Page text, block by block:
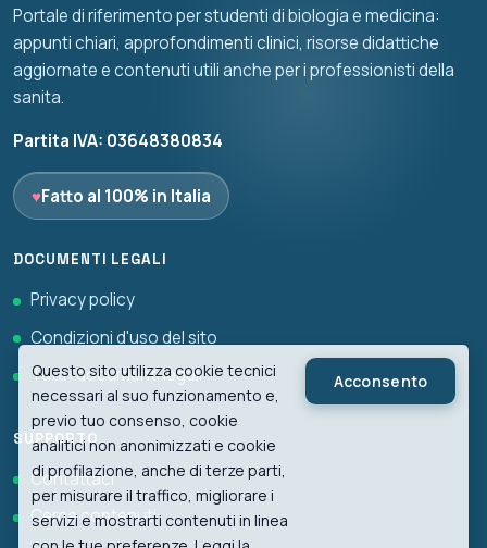
Portale di riferimento per studenti di biologia e medicina:
appunti chiari, approfondimenti clinici, risorse didattiche
aggiornate e contenuti utili anche per i professionisti della
sanita.
Partita IVA: 03648380834
♥Fatto al 100% in Italia
DOCUMENTI LEGALI
Privacy policy
Condizioni d'uso del sito
Tutti i documenti legali
SUPPORTO
Contattaci
Cerca contenuti
Questo sito utilizza cookie tecnici
necessari al suo funzionamento e,
previo tuo consenso, cookie
analitici non anonimizzati e cookie
di profilazione, anche di terze parti,
per misurare il traffico, migliorare i
servizi e mostrarti contenuti in linea
Acconsento